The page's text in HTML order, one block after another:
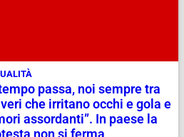
passa, noi sempre tra
che irritano occhi e gola e
assordanti”. In paese la
non si ferma